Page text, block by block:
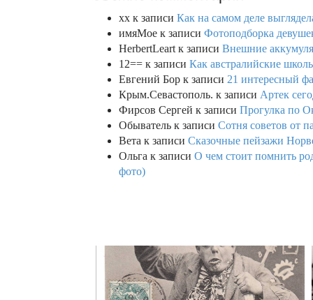
xx к записи Как на самом деле
имяМое к записи Фотоподборка
HerbertLeart к записи Внешние
12== к записи Как австралийские
Евгений Бор к записи 21 интересный
Крым.Севастополь. к записи Артек
Фирсов Сергей к записи Прогулка по
Обыватель к записи Сотня советов от
Вета к записи Сказочные пейзажи
Ольга к записи О чем стоит помнить
фото)